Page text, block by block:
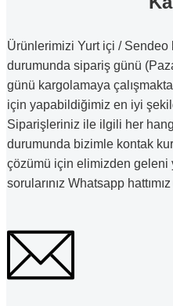
Ürünlerimizi Yurt içi / Sendeo
durumunda sipariş günü
günü kargolamaya
için yapabildiğimiz en iyi
Siparişleriniz ile ilgili her
durumunda bizimle kontak
çözümü için elimizden geleni
sorularınız Whatsapp